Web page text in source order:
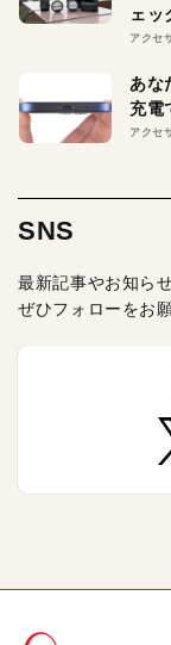
ェッ
アクセ
あな
充電
アクセ
SNS
最新記事やお知ら
ぜひフォローをお